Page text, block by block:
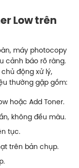
Low trên
máy photocopy
cảnh báo rõ ràng.
động xử lý,
thường gặp gồm:
hoặc Add Toner.
không đều màu.
tục.
trên bản chụp.